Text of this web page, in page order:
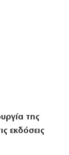
της
εκδόσεις